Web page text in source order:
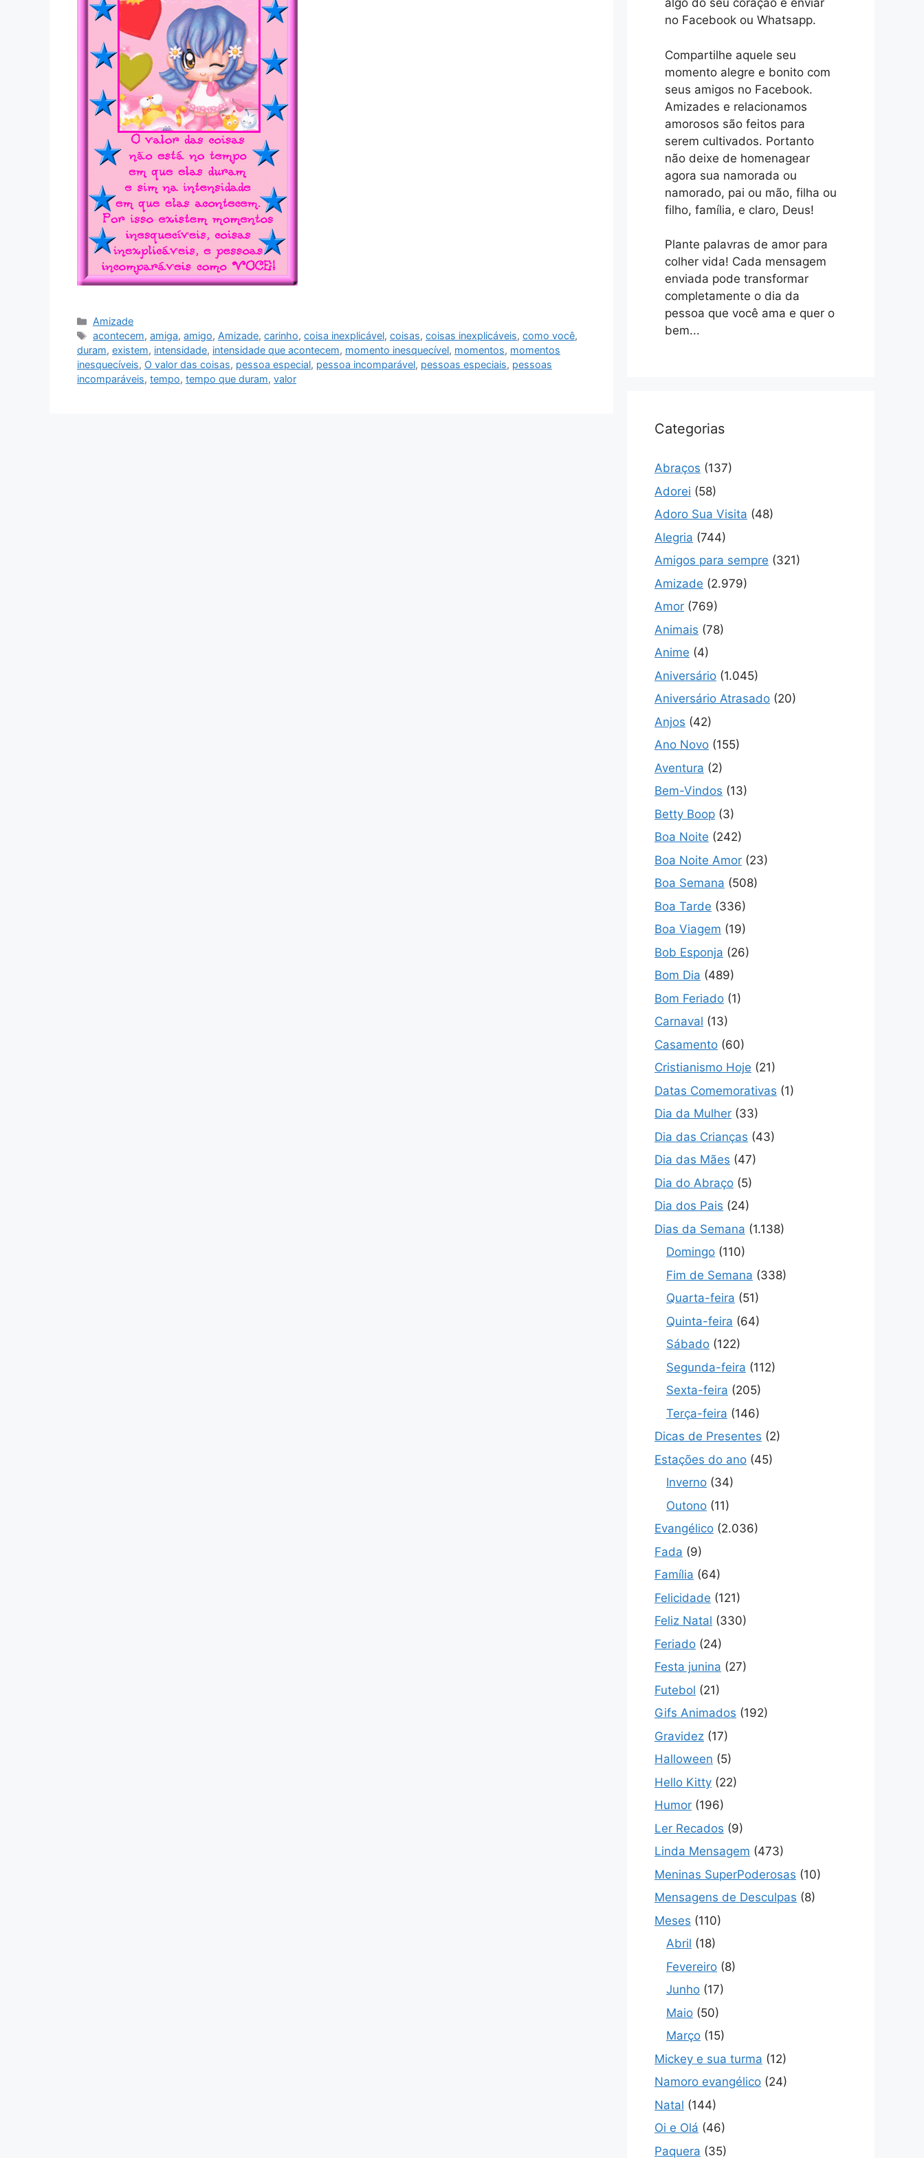
Categorias
Amizade
Tags
acontecem,amiga,amigo, Amizade,carinho,coisa inexplicável,coisas,coisas inexplicáveis,como você,
duram, existem, intensidade, intensidade que acontecem, momento inesquecível, momentos, momentos
inesquecíveis, O valor das coisas, pessoa especial, pessoa incomparável, pessoas especiais, pessoas
incomparáveis, tempo, tempo que duram, valor
algo do seu coração e enviar
no Facebook ou Whatsapp.
Compartilhe aquele seu
momento alegre e bonito com
seus amigos no Facebook.
Amizades e relacionamos
amorosos são feitos para
serem cultivados. Portanto
não deixe de homenagear
agora sua namorada ou
namorado, pai ou mão, filha ou
filho, família, e claro, Deus!
Plante palavras de amor para
colher vida! Cada mensagem
enviada pode transformar
completamente o dia da
pessoa que você ama e quer o
bem...
Categorias
Abraços (137)
Adorei (58)
Adoro Sua Visita (48)
Alegria (744)
Amigos para sempre (321)
Amizade (2.979)
Amor (769)
Animais (78)
Anime (4)
Aniversário (1.045)
Aniversário Atrasado (20)
Anjos (42)
Ano Novo (155)
Aventura (2)
Bem-Vindos (13)
Betty Boop (3)
Boa Noite (242)
Boa Noite Amor (23)
Boa Semana (508)
Boa Tarde (336)
Boa Viagem (19)
Bob Esponja (26)
Bom Dia (489)
Bom Feriado (1)
Carnaval (13)
Casamento (60)
Cristianismo Hoje (21)
Datas Comemorativas (1)
Dia da Mulher (33)
Dia das Crianças (43)
Dia das Mães (47)
Dia do Abraço (5)
Dia dos Pais (24)
Dias da Semana (1.138)
Domingo (110)
Fim de Semana (338)
Quarta-feira (51)
Quinta-feira (64)
Sábado (122)
Segunda-feira (112)
Sexta-feira (205)
Terça-feira (146)
Dicas de Presentes (2)
Estações do ano (45)
Inverno (34)
Outono (11)
Evangélico (2.036)
Fada (9)
Família (64)
Felicidade (121)
Feliz Natal (330)
Feriado (24)
Festa junina (27)
Futebol (21)
Gifs Animados (192)
Gravidez (17)
Halloween (5)
Hello Kitty (22)
Humor (196)
Ler Recados (9)
Linda Mensagem (473)
Meninas SuperPoderosas (10)
Mensagens de Desculpas (8)
Meses (110)
Abril (18)
Fevereiro (8)
Junho (17)
Maio (50)
Março (15)
Mickey e sua turma (12)
Namoro evangélico (24)
Natal (144)
Oi e Olá (46)
Paquera (35)